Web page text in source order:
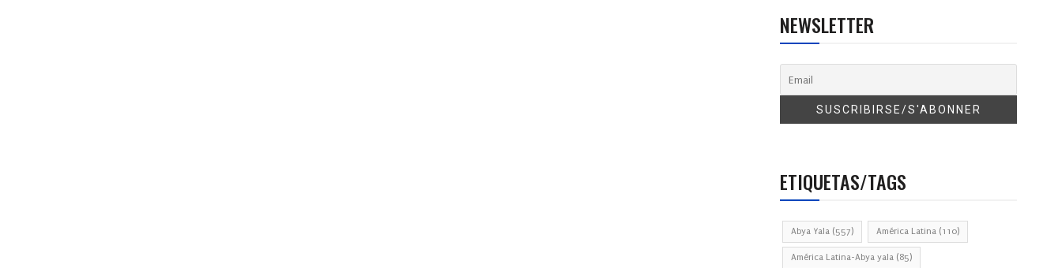
NEWSLETTER
ETIQUETAS/TAGS
Abya Yala (557) América Latina (110)
América Latina-Abya yala (85)